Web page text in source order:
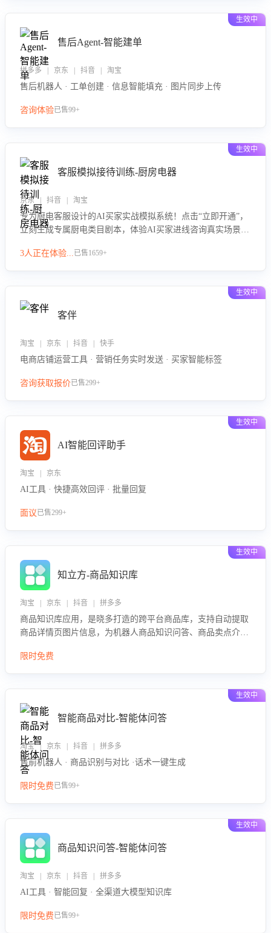
生效中
售后Agent-智能建单
拼多多 | 京东 | 抖音 | 淘宝
售后机器人 · 工单创建 · 信息智能填充 · 图片同步上传
咨询体验已售99+
生效中
客服模拟接待训练-厨房电器
京东 | 抖音 | 淘宝
专为厨电客服设计的AI买家实战模拟系统！点击“立即开通”，
立刻生成专属厨电类目剧本，体验AI买家进线咨询真实场景训
技巧！
3人正在体验...已售1659+
生效中
客伴
淘宝 | 京东 | 抖音 | 快手
电商店铺运营工具 · 营销任务实时发送 · 买家智能标签
咨询获取报价已售299+
生效中
AI智能回评助手
淘宝 | 京东
AI工具 · 快捷高效回评 · 批量回复
面议已售299+
生效中
知立方-商品知识库
淘宝 | 京东 | 抖音 | 拼多多
商品知识库应用，是晓多打造的跨平台商品库，支持自动提取
商品详情页图片信息，为机器人商品知识问答、商品卖点介绍
限时免费
生效中
智能商品对比-智能体问答
淘宝 | 京东 | 抖音 | 拼多多
售前机器人 · 商品识别与对比 ·话术一键生成
限时免费已售99+
生效中
商品知识问答-智能体问答
淘宝 | 京东 | 抖音 | 拼多多
AI工具 · 智能回复 · 全渠道大模型知识库
限时免费已售99+